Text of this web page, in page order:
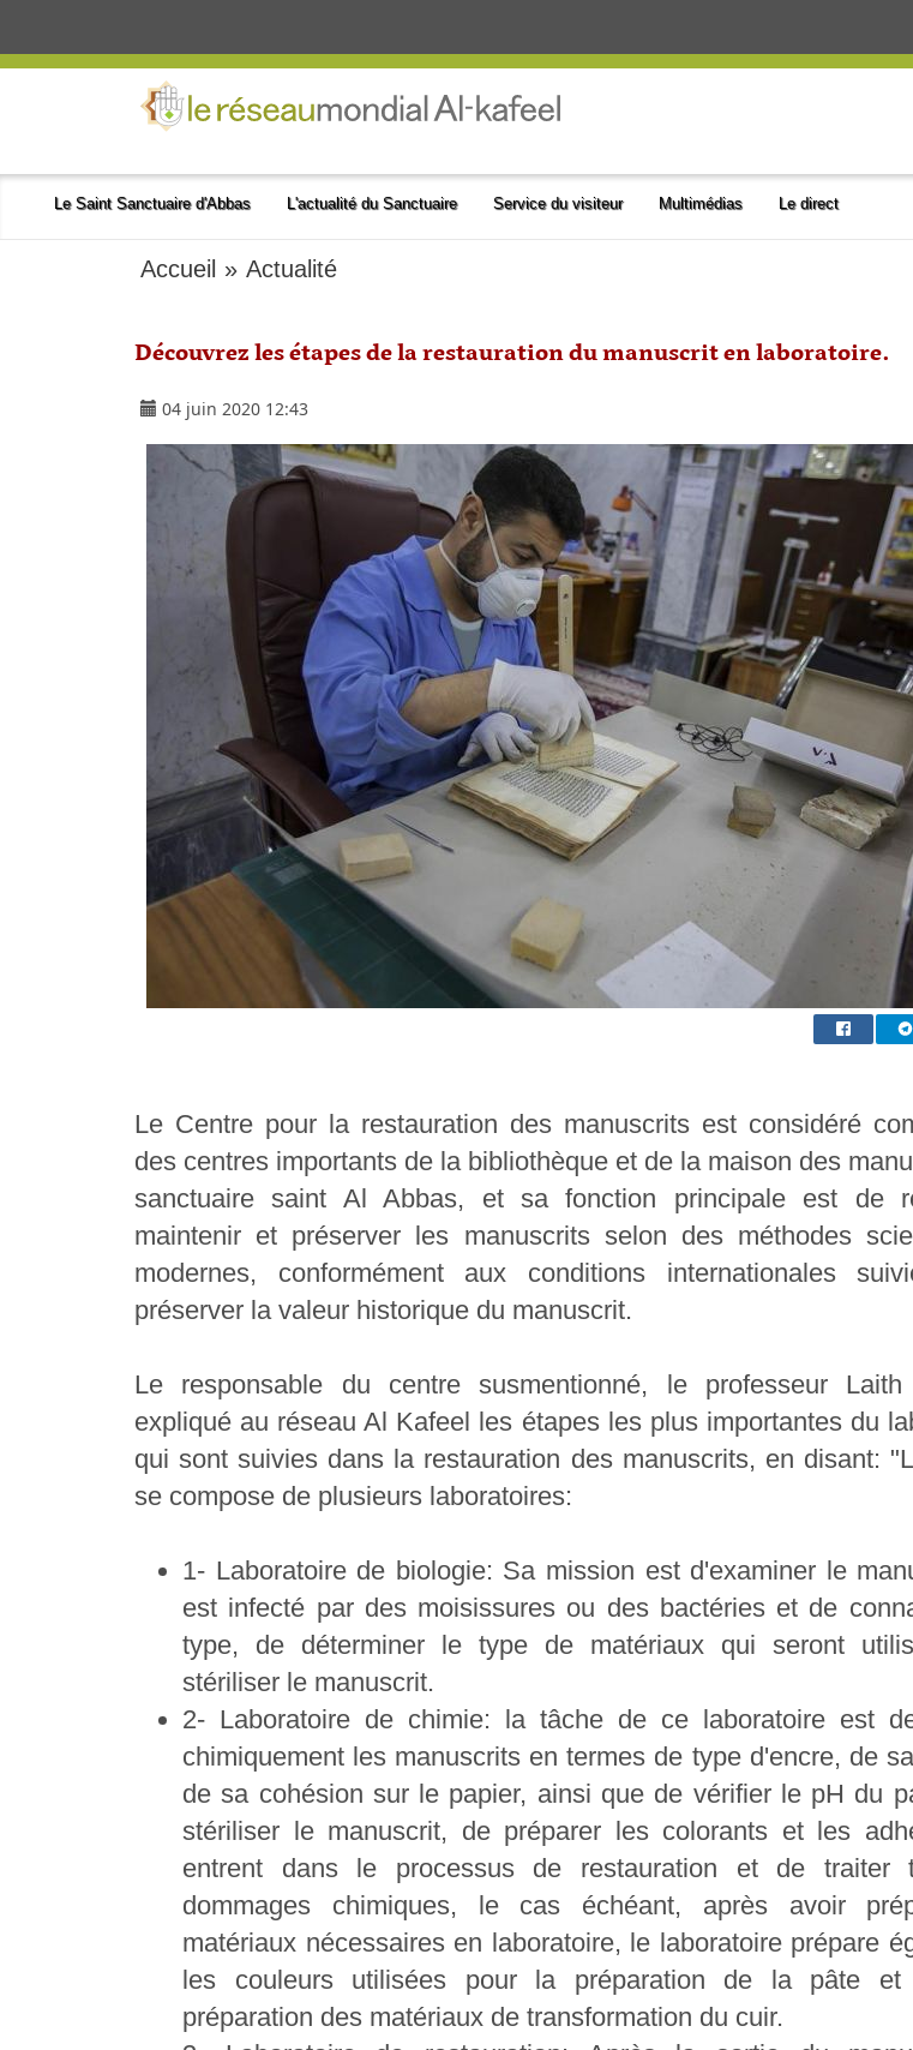
Le Saint Sanctuaire d'Abbas L'actualité du Sanctuaire Service du visiteur Multimédias Le direct
Accueil »Actualité
Découvrez les étapes de la restauration du manuscrit en laboratoire.
04 juin 2020 12:43
Le Centre pour la restauration des manuscrits est considéré
des centres importants de la bibliothèque et de la maison des
sanctuaire saint Al Abbas, et sa fonction principale est de
maintenir et préserver les manuscrits selon des méthodes
modernes, conformément aux conditions internationales
préserver la valeur historique du manuscrit.
Le responsable du centre susmentionné, le professeur
expliqué au réseau Al Kafeel les étapes les plus importantes du
qui sont suivies dans la restauration des manuscrits, en disant:
se compose de plusieurs laboratoires:
1- Laboratoire de biologie: Sa mission est d'examiner le
est infecté par des moisissures ou des bactéries et de
type, de déterminer le type de matériaux qui seront
stériliser le manuscrit.
2- Laboratoire de chimie: la tâche de ce laboratoire est
chimiquement les manuscrits en termes de type d'encre, de
de sa cohésion sur le papier, ainsi que de vérifier le pH du
stériliser le manuscrit, de préparer les colorants et les
entrent dans le processus de restauration et de traiter
dommages chimiques, le cas échéant, après avoir
matériaux nécessaires en laboratoire, le laboratoire prépare
les couleurs utilisées pour la préparation de la pâte
préparation des matériaux de transformation du cuir.